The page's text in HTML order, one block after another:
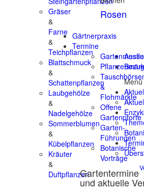
Gräser
&
Farne
&
Teichpflanzen
Blattschmuck
&
Schattenpflanzen
Laubgehölze
&
Nadelgehölze
Sommerblumen
&
Kübelpflanzen
Kräuter
&
Duftpflanzen
Rosen
Gärtnerpraxis
Termine
&
Flohmärkte
Offene
Gartenpforte
Garten-
Führungen
Botanische
Vorträge
Gartentermine
und aktuelle
Menü